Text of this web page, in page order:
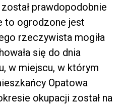
prawdopodobnie
to ogrodzone jest
rzeczywista mogiła
się do dnia
w miejscu, w którym
Opatowa
okupacji został na